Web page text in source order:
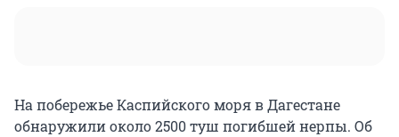
На побережье Каспийского моря в Дагестане
обнаружили около 2500 туш погибшей нерпы. Об